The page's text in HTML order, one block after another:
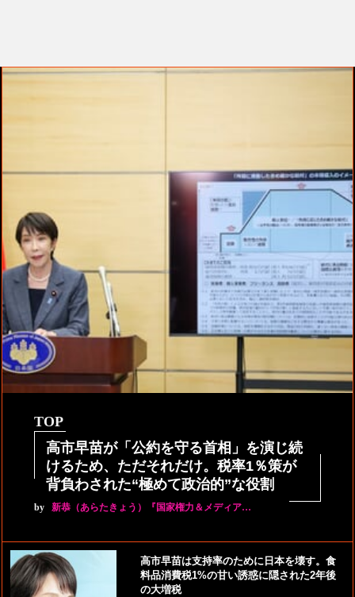
TOP
高市早苗が「公約を守る首相」を演じ続
けるため、ただそれだけ。税率1％策が
背負わされた“極めて政治的”な役割
by 新恭（あらたきょう）『国家権力＆メディア…
高市早苗は支持率のために日本を壊す。食
料品消費税1%の甘い誘惑に隠された2年後
の大増税